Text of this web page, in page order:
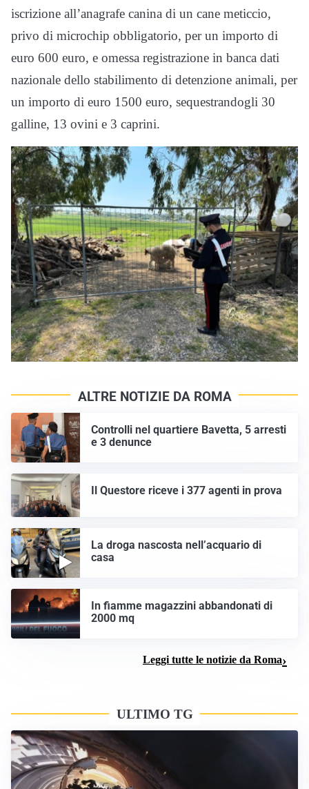
iscrizione all’anagrafe canina di un cane meticcio,
privo di microchip obbligatorio, per un importo di
euro 600 euro, e omessa registrazione in banca dati
nazionale dello stabilimento di detenzione animali, per
un importo di euro 1500 euro, sequestrandogli 30
galline, 13 ovini e 3 caprini.
ALTRE NOTIZIE DA ROMA
Controlli nel quartiere Bavetta, 5 arresti
e 3 denunce
Il Questore riceve i 377 agenti in prova
La droga nascosta nell’acquario di
casa
In fiamme magazzini abbandonati di
2000 mq
Leggi tutte le notizie da Roma
ULTIMO TG